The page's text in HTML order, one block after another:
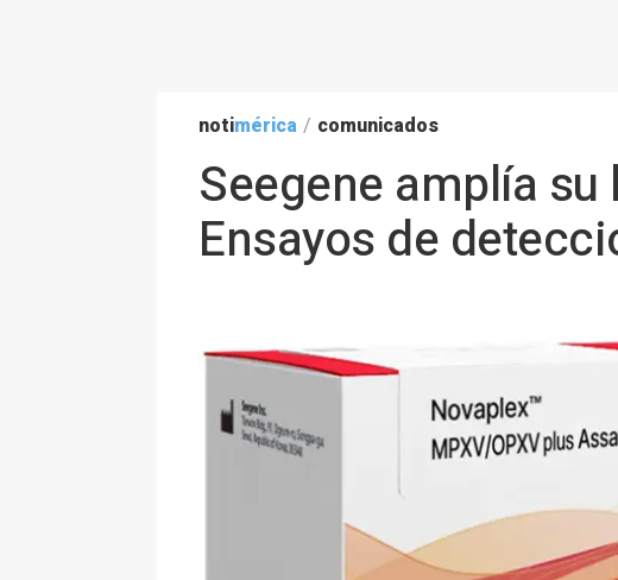
notimérica / comunicados
Seegene amplía
Ensayos de